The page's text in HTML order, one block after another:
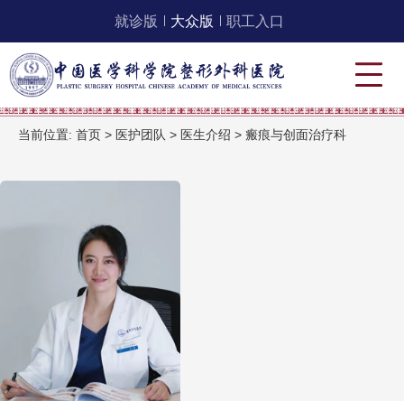
就诊版 大众版 职工入口
当前位置: 首页 > 医护团队 > 医生介绍 > 瘢痕与创面治疗科